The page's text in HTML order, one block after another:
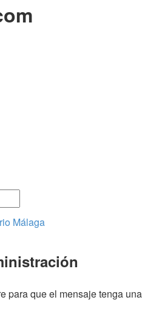
para que el mensaje tenga una